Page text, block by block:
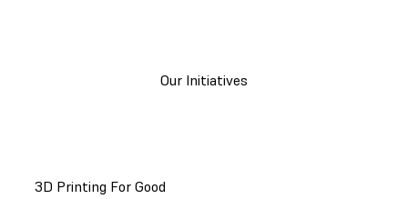
Our Initiatives
3D Printing For Good